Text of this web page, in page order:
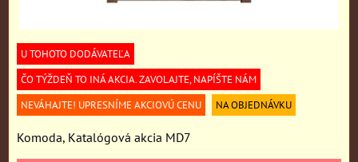
U TOHOTO DODÁVATEĽA
ČO TÝŽDEŇ TO INÁ AKCIA. ZAVOLAJTE, NAPÍŠTE NÁM
NEVÁHAJTE! UPRESNÍME AKCIOVÚ CENU
NA OBJEDNÁVKU
Komoda, Katalógová akcia MD7